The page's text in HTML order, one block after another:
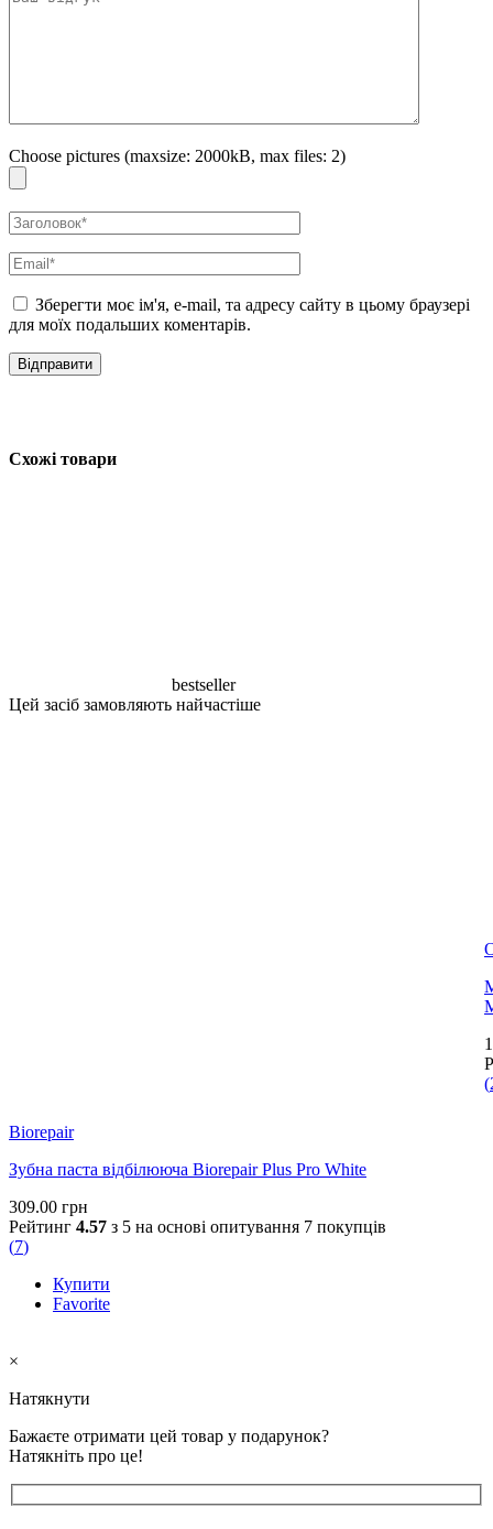
Choose pictures (maxsize: 2000kB, max files: 2)
Зберегти моє ім'я, e-mail, та адресу сайту в цьому браузері
для моїх подальших коментарів.
Схожі товари
bestseller
Цей засіб замовляють найчастіше
Biorepair
Зубна паста відбілююча Biorepair Plus Pro White
309.00 грн
Рейтинг 4.57 з 5 на основі опитування 7 покупців
(7)
Купити
Favorite
(
×
Натякнути
Бажаєте отримати цей товар у подарунок?
Натякніть про це!